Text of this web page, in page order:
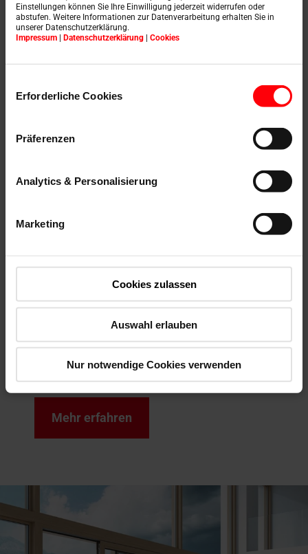
Einstellungen können Sie Ihre Einwilligung jederzeit widerrufen oder
abstufen. Weitere Informationen zur Datenverarbeitung erhalten Sie in
unserer Datenschutzerklärung.
Impressum | Datenschutzerklärung | Cookies
Erforderliche Cookies
Präferenzen
Analytics & Personalisierung
Marketing
Cookies zulassen
Auswahl erlauben
Nur notwendige Cookies verwenden
Roto Fenster- und
Türtechnologie (FTT)
Roto FTT verfügt über das
Herstellung von Beschlägen und
Dichtungen für Fenster und
und kostengünstigsten Fenster
zu produzieren. Das betrifft
Produkte und Prozesse.
Mehr erfahren